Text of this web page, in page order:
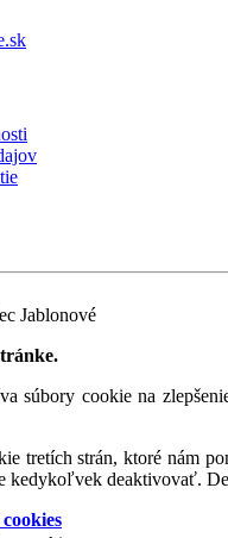
Jablonové
súbory cookie na
tretích strán, ktoré nám
kedykoľvek deaktivovať.